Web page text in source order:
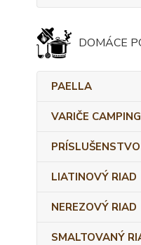
DOMÁCE
PAELLA
VARIČE CAMPING
LIATINOVÝ RIAD
NEREZOVÝ RIAD
SMALTOVANÝ